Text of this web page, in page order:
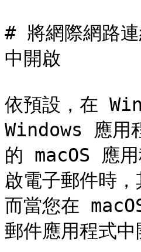
# 將網際網路
中開啟
依預設，在
Windows 應用
的 macOS 應
啟電子郵件時
而當您在
郵件應用程式中